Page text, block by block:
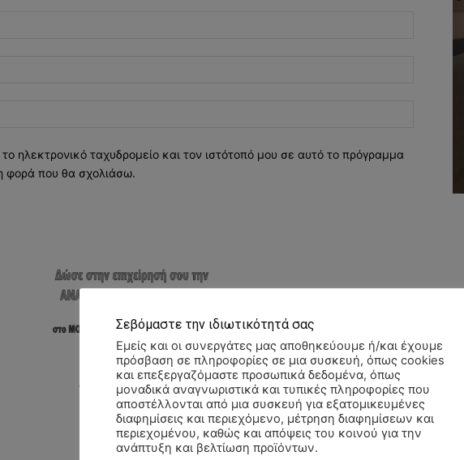
ηλεκτρονικό ταχυδρομείο και τον ιστότοπό μου σε αυτό το πρόγραμμα
φορά που θα σχολιάσω.
Σεβόμαστε την ιδιωτικότητά σας
Εμείς και οι συνεργάτες μας αποθηκεύουμε ή/και έχουμε
πρόσβαση σε πληροφορίες σε μια συσκευή, όπως cookies
και επεξεργαζόμαστε προσωπικά δεδομένα, όπως
μοναδικά αναγνωριστικά και τυπικές πληροφορίες που
αποστέλλονται από μια συσκευή για εξατομικευμένες
διαφημίσεις και περιεχόμενο, μέτρηση διαφημίσεων και
περιεχομένου, καθώς και απόψεις του κοινού για την
ανάπτυξη και βελτίωση προϊόντων.